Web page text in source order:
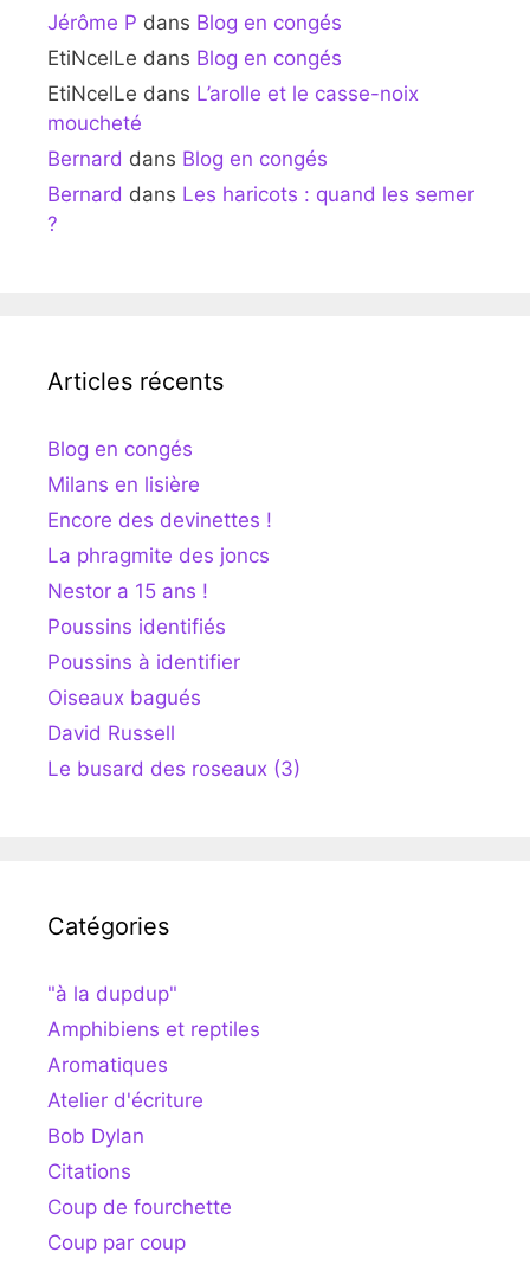
Jérôme P dans Blog en congés
EtiNcelLe dans Blog en congés
EtiNcelLe dans L’arolle et le casse-noix
moucheté
Bernard dans Blog en congés
Bernard dans Les haricots : quand les semer
?
Articles récents
Blog en congés
Milans en lisière
Encore des devinettes !
La phragmite des joncs
Nestor a 15 ans !
Poussins identifiés
Poussins à identifier
Oiseaux bagués
David Russell
Le busard des roseaux (3)
Catégories
"à la dupdup"
Amphibiens et reptiles
Aromatiques
Atelier d'écriture
Bob Dylan
Citations
Coup de fourchette
Coup par coup